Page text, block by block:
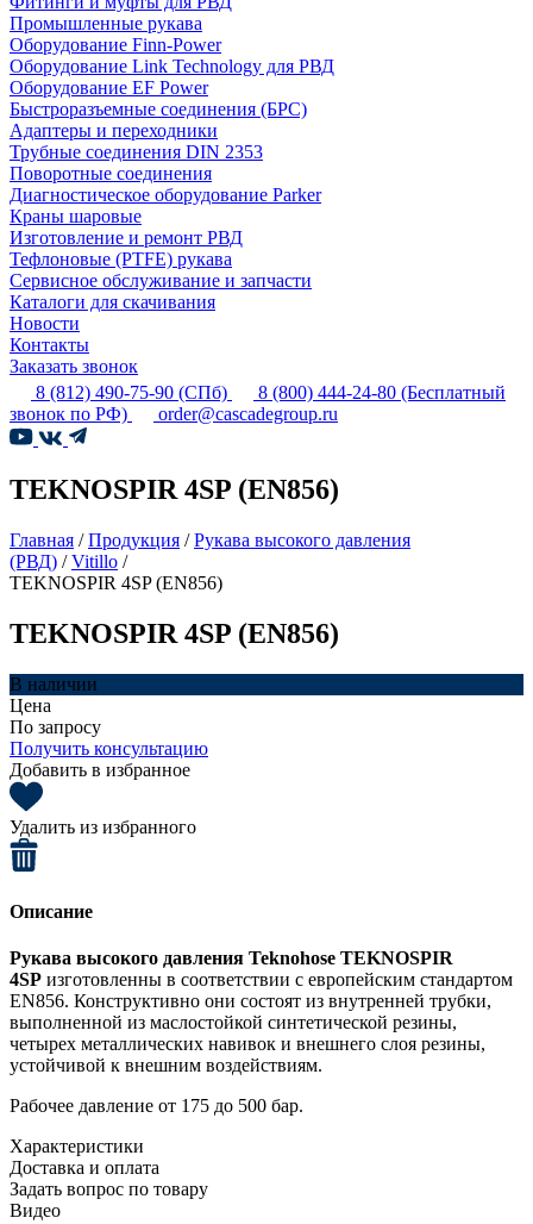
Промышленные рукава
Оборудование Finn-Power
Оборудование Link Technology для РВД
Оборудование EF Power
Быстроразъемные соединения (БРС)
Адаптеры и переходники
Трубные соединения DIN 2353
Поворотные соединения
Диагностическое оборудование Parker
Краны шаровые
Изготовление и ремонт РВД
Тефлоновые (PTFE) рукава
Сервисное обслуживание и запчасти
Каталоги для скачивания
Новости
Контакты
Заказать звонок
8 (812) 490-75-90 (СПб) 8 (800) 444-24-80 (Бесплатный
звонок по РФ)
order@cascadegroup.ru
TEKNOSPIR 4SP (EN856)
Главная /Продукция /Рукава высокого давления
(РВД) /Vitillo /
TEKNOSPIR 4SP (EN856)
TEKNOSPIR 4SP (EN856)
В наличии
Цена
По запросу
Получить консультацию
Добавить в избранное
Удалить из избранного
Описание
Рукава высокого давления Teknohose TEKNOSPIR
4SP изготовленны в соответствии с европейским стандартом
EN856. Конструктивно они состоят из внутренней трубки,
выполненной из маслостойкой синтетической резины,
четырех металлических навивок и внешнего слоя резины,
устойчивой к внешним воздействиям.
Рабочее давление от 175 до 500 бар.
Характеристики
Доставка и оплата
Задать вопрос по товару
Видео